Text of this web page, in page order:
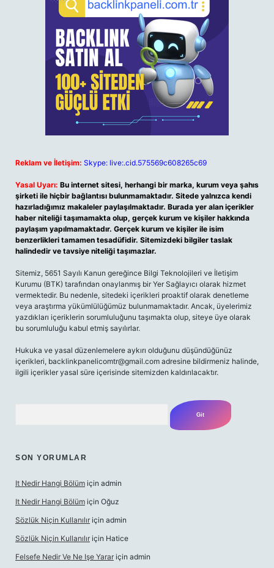
Reklam ve İletişim: Skype: live:.cid.575569c608265c69
Yasal Uyarı: Bu internet sitesi, herhangi bir marka, kurum veya şahıs
şirketi ile hiçbir bağlantısı bulunmamaktadır. Sitede yalnızca kendi
hazırladığımız makaleler paylaşılmaktadır. Burada yer alan içerikler
haber niteliği taşımamakta olup, gerçek kurum ve kişiler hakkında
paylaşım yapılmamaktadır. Gerçek kurum ve kişiler ile isim
benzerlikleri tamamen tesadüfidir. Sitemizdeki bilgiler taslak
halindedir ve tavsiye niteliği taşımazlar.
Sitemiz, 5651 Sayılı Kanun gereğince Bilgi Teknolojileri ve İletişim
Kurumu (BTK) tarafından onaylanmış bir Yer Sağlayıcı olarak hizmet
vermektedir. Bu nedenle, sitedeki içerikleri proaktif olarak denetleme
veya araştırma yükümlülüğümüz bulunmamaktadır. Ancak, üyelerimiz
yazdıkları içeriklerin sorumluluğunu taşımakta olup, siteye üye olarak
bu sorumluluğu kabul etmiş sayılırlar.
Hukuka ve yasal düzenlemelere aykırı olduğunu düşündüğünüz
içerikleri, backlinkpanelicomtr@gmail.com adresine bildirmeniz halinde,
ilgili içerikler yasal süre içerisinde sitemizden kaldırılacaktır.
SON YORUMLAR
It Nedir Hangi Bölüm için admin
It Nedir Hangi Bölüm için Oğuz
Sözlük Niçin Kullanılır için admin
Sözlük Niçin Kullanılır için Hatice
Felsefe Nedir Ve Ne Işe Yarar için admin